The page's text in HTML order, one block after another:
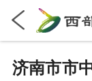
济南市市